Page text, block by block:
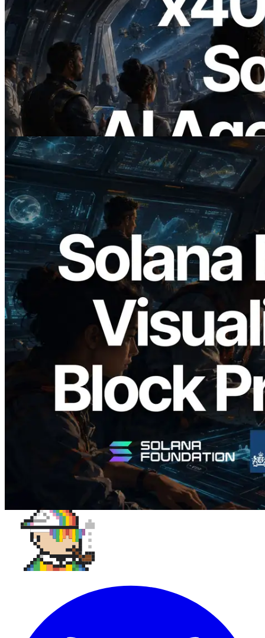
2026.07.04
ERPC เปิดตัว Solana RPC ที่รองรับ x402
— ยุคที่ AI Agent จ่ายเงินให้ API ที่ต้องใช้
แบบ On Demand
อ่านบทความนี้
2026.05.24
Validators Solutions เปิดตัว Solana Block
Analyzer — แสดงเวลาการผลิตบล็อก
ระดับ slot และบาลิเดเตอร์ที่รับผิดชอบ